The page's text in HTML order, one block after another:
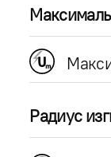
Радиус